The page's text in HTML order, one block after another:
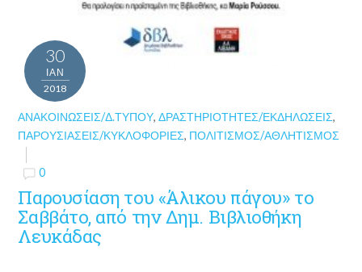
30
ΙΑΝ
2018
ΑΝΑΚΟΙΝΏΣΕΙΣ/Δ.ΤΎΠΟΥ,ΔΡΑΣΤΗΡΙΌΤΗΤΕΣ/ΕΚΔΗΛΏΣΕΙΣ,
ΠΑΡΟΥΣΙΆΣΕΙΣ/ΚΥΚΛΟΦΟΡΊΕΣ, ΠΟΛΙΤΙΣΜΌΣ/ΑΘΛΗΤΙΣΜΌΣ
0
Παρουσίαση του «Άλικου πάγου» το
Σαββάτο, από την Δημ. Βιβλιοθήκη
Λευκάδας